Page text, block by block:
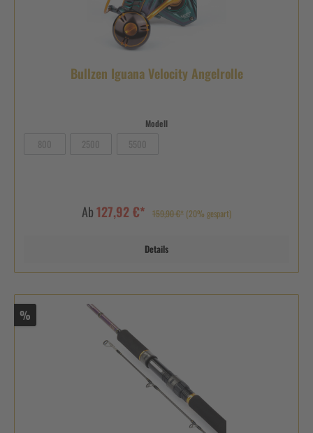
Bullzen Iguana Velocity Angelrolle
Modell
Ab127,92 €* 159,90 €* (20% gespart)
Details
%